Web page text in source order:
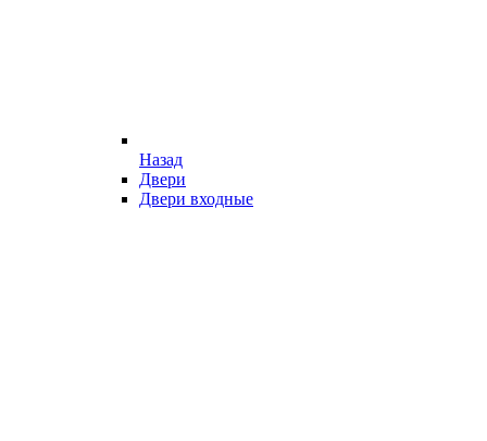
Назад
Двери
Двери входные